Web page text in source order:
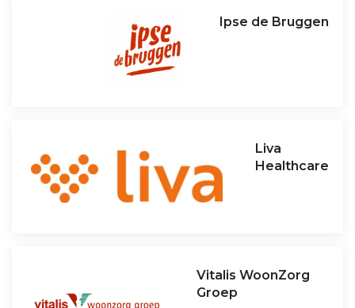
Ipse de Bruggen
Liva
Healthcare
Vitalis WoonZorg
Groep